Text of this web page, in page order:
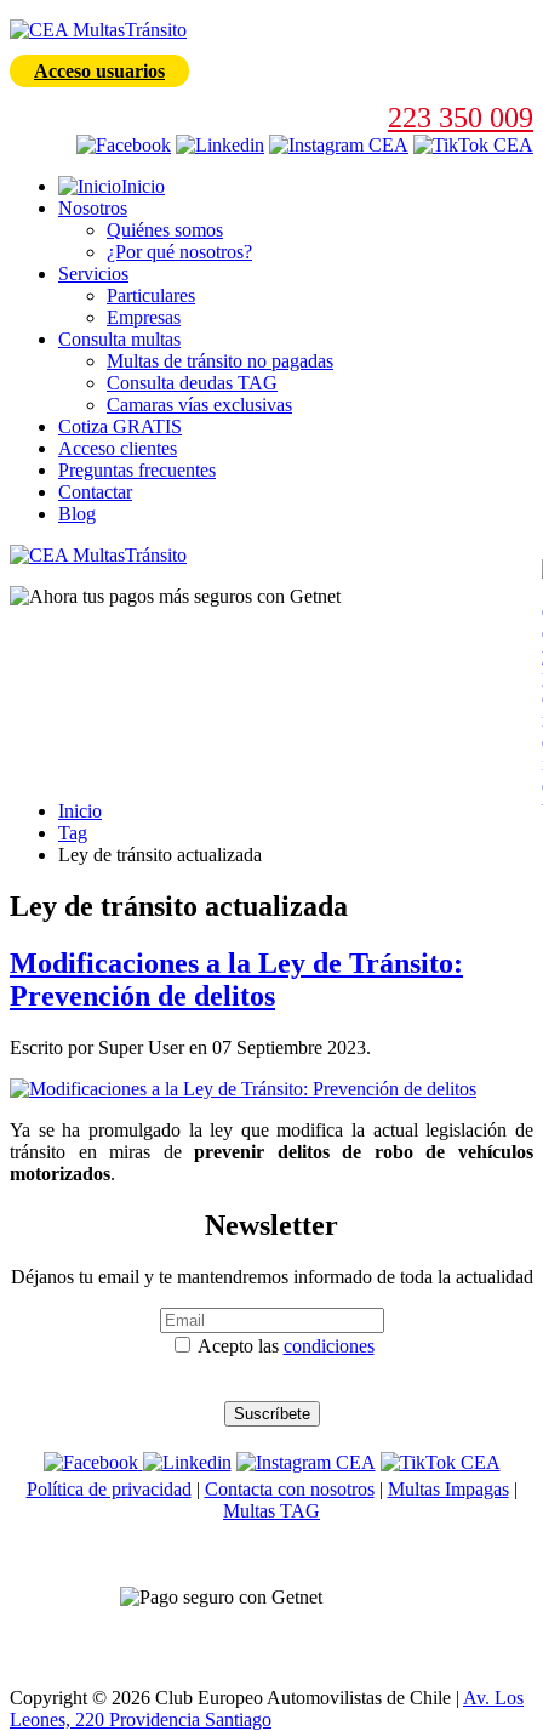
Acceso usuarios
223 350 009
Inicio
Nosotros
Quiénes somos
¿Por qué nosotros?
Servicios
Particulares
Empresas
Consulta multas
Multas de tránsito no pagadas
Consulta deudas TAG
Camaras vías exclusivas
Cotiza GRATIS
Acceso clientes
Preguntas frecuentes
Contactar
Blog
Inicio
Tag
Ley de tránsito actualizada
Ley de tránsito actualizada
Modificaciones a la Ley de Tránsito:
Prevención de delitos
Escrito por Super User en 07 Septiembre 2023.
Ya se ha promulgado la ley que modifica la actual legislación de
tránsito en miras deprevenir delitos de robo de vehículos
motorizados.
Newsletter
Déjanos tu email y te mantendremos informado de toda la actualidad
Acepto las condiciones
Política de privacidad | Contacta con nosotros| Multas Impagas|
Multas TAG
Copyright © 2026 Club Europeo Automovilistas de Chile | Av. Los
Leones, 220 Providencia Santiago